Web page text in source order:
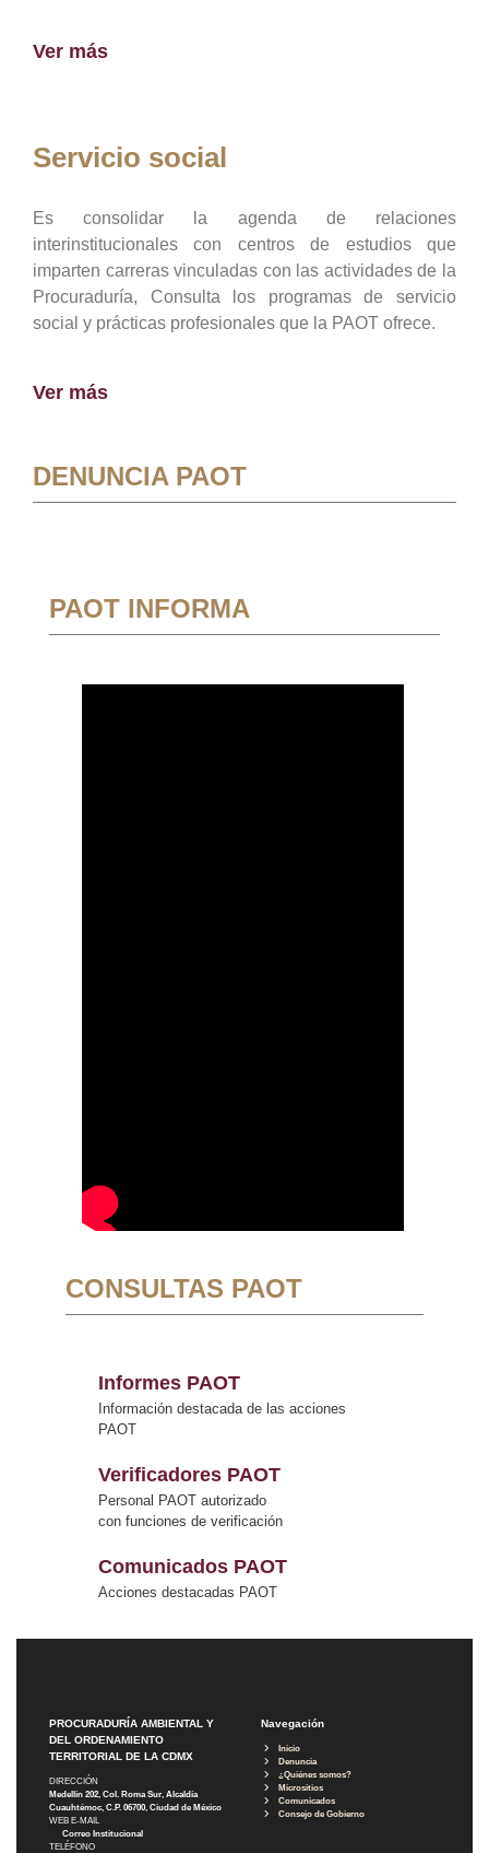
Ver más
Servicio social
Es consolidar la agenda de relaciones
interinstitucionales con centros de estudios que
imparten carreras vinculadas con las actividades de la
Procuraduría, Consulta los programas de servicio
social y prácticas profesionales que la PAOT ofrece.
Ver más
DENUNCIA PAOT
PAOT INFORMA
CONSULTAS PAOT
Informes PAOT
Información destacada de las acciones
PAOT
Verificadores PAOT
Personal PAOT autorizado
con funciones de verificación
Comunicados PAOT
Acciones destacadas PAOT
PROCURADURÍA AMBIENTAL Y
DEL ORDENAMIENTO
TERRITORIAL DE LA CDMX
DIRECCIÓN
Medellín 202, Col. Roma Sur, Alcaldía
Cuauhtémoc, C.P. 06700, Ciudad de México
WEB E-MAIL
Correo Institucional
TELÉFONO
Navegación
Inicio
Denuncia
¿Quiénes somos?
Micrositios
Comunicados
Consejo de Gobierno